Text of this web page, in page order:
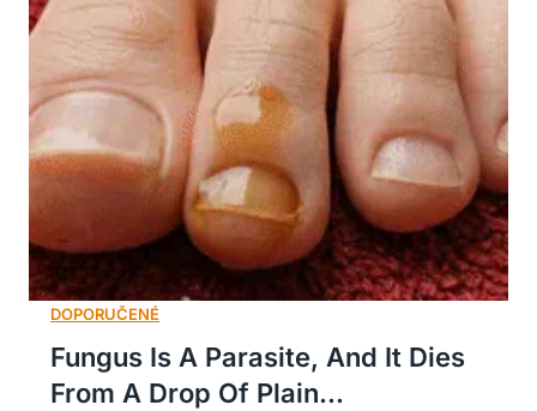
Fungus Is A Parasite, And It Dies
From A Drop Of Plain...